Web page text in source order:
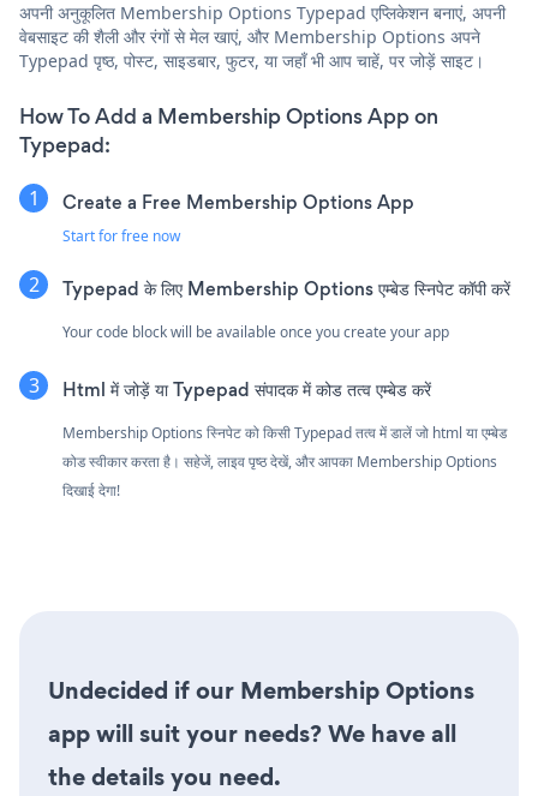
अपनी अनुकूलित Membership Options Typepad एप्लिकेशन बनाएं, अपनी
वेबसाइट की शैली और रंगों से मेल खाएं, और Membership Options अपने
Typepad पृष्ठ, पोस्ट, साइडबार, फुटर, या जहाँ भी आप चाहें, पर जोड़ें साइट।
How To Add a Membership Options App on
Typepad:
Create a Free Membership Options App
Start for free now
Typepad के लिए Membership Options एम्बेड स्निपेट कॉपी करें
Your code block will be available once you create your app
Html में जोड़ें या Typepad संपादक में कोड तत्व एम्बेड करें
Membership Options स्निपेट को किसी Typepad तत्व में डालें जो html या एम्बेड
कोड स्वीकार करता है। सहेजें, लाइव पृष्ठ देखें, और आपका Membership Options
दिखाई देगा!
Undecided if our Membership Options
app will suit your needs? We have all
the details you need.